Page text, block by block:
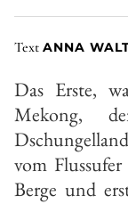
Text ANNA
Das Erste,
Mekong,
vom
Berge und